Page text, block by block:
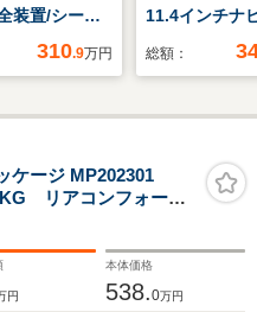
装置/シート
/車線逸脱防
ア/ヘッドラ
り防止装置
310.9万円
11.4インチナ
264ZFLi) フ
ヒーター
減ブレーキ
ンサー ブラ
総額：
ケージ MP202301
リアコンフォート
ホイール AMGスタ
パワーシート パワ
エアコン
円
本体価格
538.0万円